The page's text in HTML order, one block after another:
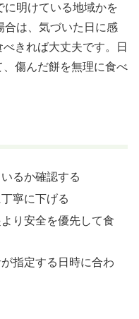
に明けている地域かを
合は、気づいた日に感
きれば大丈夫です。日
傷んだ餅を無理に食べ
るか確認する
寧に下げる
り安全を優先して食
指定する日時に合わ